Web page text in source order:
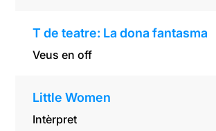
T de teatre: La dona fantasma
Veus en off
Little Women
Intèrpret